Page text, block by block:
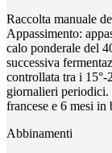
Raccolta manuale
Appassimento:
calo ponderale del
successiva
controllata tra i
giornalieri periodici.
francese e 6 mesi in
Abbinamenti